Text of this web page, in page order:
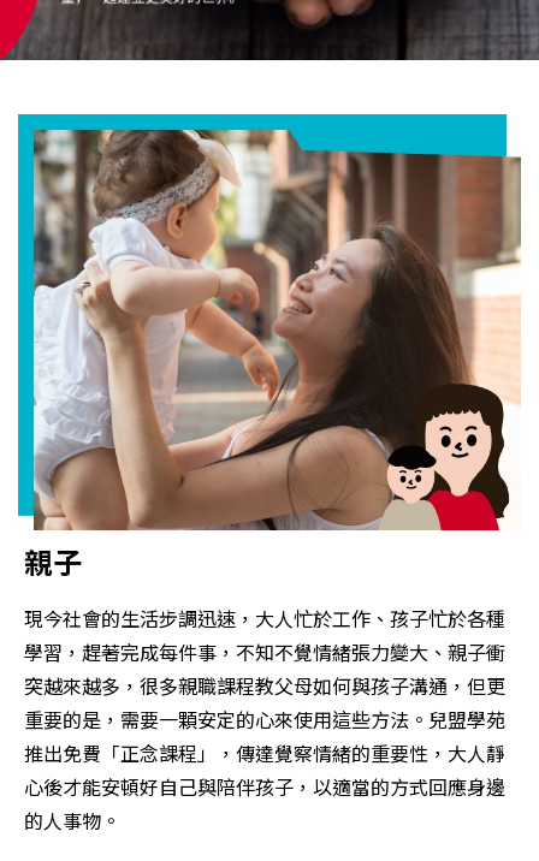
親子
現今社會的生活步調迅速，大人忙於工作、孩子忙於各種
學習，趕著完成每件事，不知不覺情緒張力變大、親子衝
突越來越多，很多親職課程教父母如何與孩子溝通，但更
重要的是，需要一顆安定的心來使用這些方法。兒盟學苑
推出免費「正念課程」，傳達覺察情緒的重要性，大人靜
心後才能安頓好自己與陪伴孩子，以適當的方式回應身邊
的人事物。